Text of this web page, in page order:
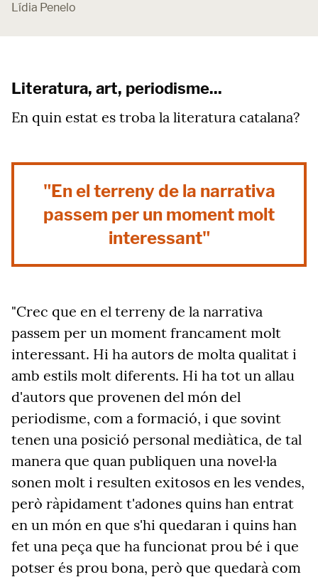
Lídia Penelo
Literatura, art, periodisme...
En quin estat es troba la literatura catalana?
"En el terreny de la narrativa
passem per un moment molt
interessant"
"Crec que en el terreny de la narrativa
passem per un moment francament molt
interessant. Hi ha autors de molta qualitat i
amb estils molt diferents. Hi ha tot un allau
d'autors que provenen del món del
periodisme, com a formació, i que sovint
tenen una posició personal mediàtica, de tal
manera que quan publiquen una novel·la
sonen molt i resulten exitosos en les vendes,
però ràpidament t'adones quins han entrat
en un món en que s'hi quedaran i quins han
fet una peça que ha funcionat prou bé i que
potser és prou bona, però que quedarà com